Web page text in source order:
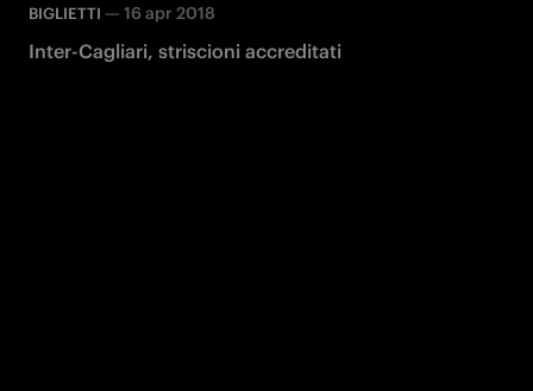
BIGLIETTI — 16 apr 2018
Inter-Cagliari, striscioni accreditati